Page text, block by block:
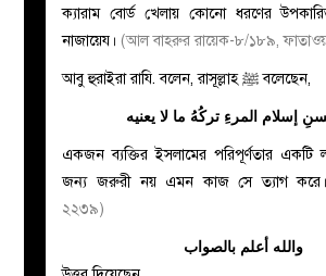
মজলিস
করুন
ক্যারাম বোর্ড খেলায় কোনো ধরণের
নাজায়েয। (আল বাহরুর রায়েক-৮/১৮৯,
আবু হুরাইরা রাযি. বলেন, রাসূল্লাহ ﷺবলেছেন,
إسلام المرءِ تركُهُ ما لا يعنيه
একজন ব্যক্তির ইসলামের পরিপূর্ণতার একটি
জন্য জরুরী নয় এমন কাজ সে ত্যাগ করে।
২২৩৯)
والله أعلم بالصواب